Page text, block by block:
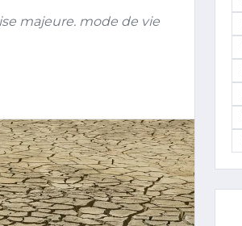
majeure. mode de vie